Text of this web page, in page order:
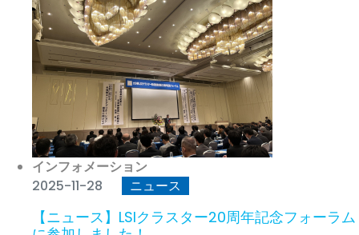
インフォメーション
2025-11-28
ニュース
【ニュース】LSIクラスター20周年記念フォーラム